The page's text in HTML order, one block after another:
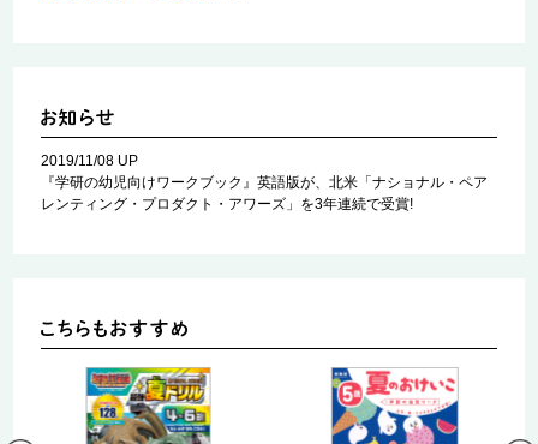
2019/11/08 UP
『学研の幼児向けワークブック』英語版が、北米「ナショナル・ペア
レンティング・プロダクト・アワーズ」を3年連続で受賞!